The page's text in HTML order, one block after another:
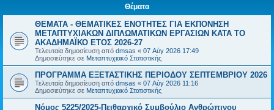
Θέματα
ΘΕΜΑΤΑ - ΘΕΜΑΤΙΚΕΣ ΕΝΟΤΗΤΕΣ ΓΙΑ ΕΚΠΟΝΗΣΗ
ΜΕΤΑΠΤΥΧΙΑΚΩΝ ΔΙΠΛΩΜΑΤΙΚΩΝ ΕΡΓΑΣΙΩΝ ΚΑΤΑ ΤΟ
ΑΚΑΔΗΜΑΪΚΟ ΕΤΟΣ 2026-27
Τελευταία δημοσίευση από dmsas « 07 Αύγ 2026 17:49
Δημοσιεύτηκε σε Μεταπτυχιακό Στατιστικής
ΠΡΟΓΡΑΜΜΑ ΕΞΕΤΑΣΤΙΚΗΣ ΠΕΡΙΟΔΟΥ ΣΕΠΤΕΜΒΡΙΟΥ 2026
Τελευταία δημοσίευση από dmsas « 07 Αύγ 2026 11:16
Δημοσιεύτηκε σε Μεταπτυχιακό Στατιστικής
Νόμος 5225/2025-Πειθαρχικό Συμβούλιο Ανθρώπινου